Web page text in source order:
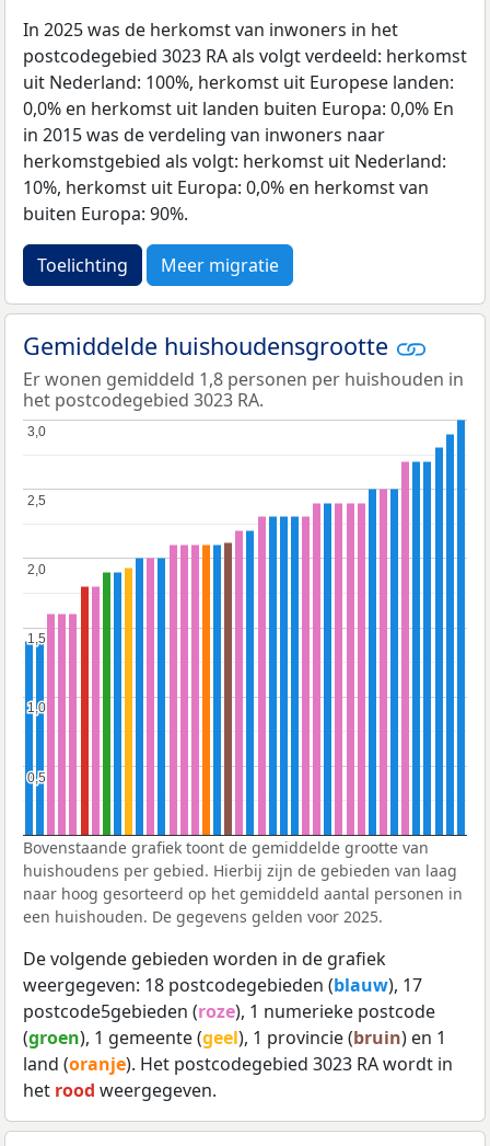
In 2025 was de herkomst van inwoners in het
postcodegebied 3023 RA als volgt verdeeld: herkomst
uit Nederland: 100%, herkomst uit Europese landen:
0,0% en herkomst uit landen buiten Europa: 0,0% En
in 2015 was de verdeling van inwoners naar
herkomstgebied als volgt: herkomst uit Nederland:
10%, herkomst uit Europa: 0,0% en herkomst van
buiten Europa: 90%.
Toelichting Meer migratie
Gemiddelde huishoudensgrootte
Er wonen gemiddeld 1,8 personen per huishouden in
het postcodegebied 3023 RA.
0,5
0,5
1,0
1,0
1,5
1,5
2,0
2,0
2,5
2,5
3,0
3,0
Bovenstaande grafiek toont de gemiddelde grootte van
huishoudens per gebied. Hierbij zijn de gebieden van laag
naar hoog gesorteerd op het gemiddeld aantal personen in
een huishouden. De gegevens gelden voor 2025.
De volgende gebieden worden in de grafiek
weergegeven: 18 postcodegebieden (blauw), 17
postcode5gebieden (roze), 1 numerieke postcode
(groen), 1 gemeente (geel), 1 provincie (bruin) en 1
land (oranje). Het postcodegebied 3023 RA wordt in
het rood weergegeven.